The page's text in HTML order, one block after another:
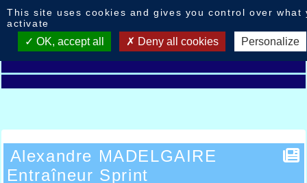
Alexandre MADELGAIRE
Entraîneur Sprint
This site uses cookies and gives you control over what
activate
OK, accept all Deny all cookies Personalize